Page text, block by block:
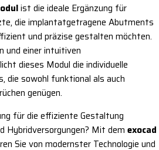
ist die ideale Ergänzung für
die implantatgetragene Abutments
und präzise gestalten möchten.
und einer intuitiven
dieses Modul die individuelle
die sowohl funktional als auch
genügen.
für die effiziente Gestaltung
Hybridversorgungen? Mit dem exocad
Sie von modernster Technologie und